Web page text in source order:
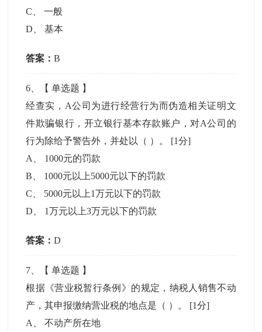
C 、一般
D 、基本
答案：B
6 、【单选题 】
经查实，A公司为进行经营行为而伪造相关证明文
件欺骗银行，开立银行基本存款账户，对A公司的
行为除给予警告外，并处以（ ）。 [1分]
A
1000元的罚款
B
1000元以上5000元以下的罚款
C
5000元以上1万元以下的罚款
D
1万元以上3万元以下的罚款
答案：D
7 、【单选题 】
根据《营业税暂行条例》的规定，纳税人销售不动
产，其申报缴纳营业税的地点是（ ）。 [1分]
A
、不动产所在地